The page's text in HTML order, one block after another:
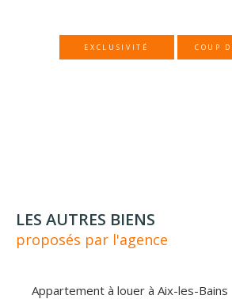
EXCLUSIVITÉ COUP
LES AUTRES BIENS
proposés par l'agence
Appartement à louer à Aix-les-Bains